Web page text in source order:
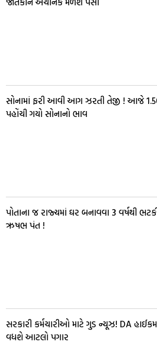
સોનામાં ફરી આવી આગ ઝરતી તેજી ! આજે
પહોંચી ગયો સોનાનો ભાવ
પોતાના જ રાજ્યમાં ઘર બનાવવા 3 વર્ષથી
ઋષભ પંત !
સરકારી કર્મચારીઓ માટે ગુડ ન્યૂઝ! DA
વધશે આટલો પગાર